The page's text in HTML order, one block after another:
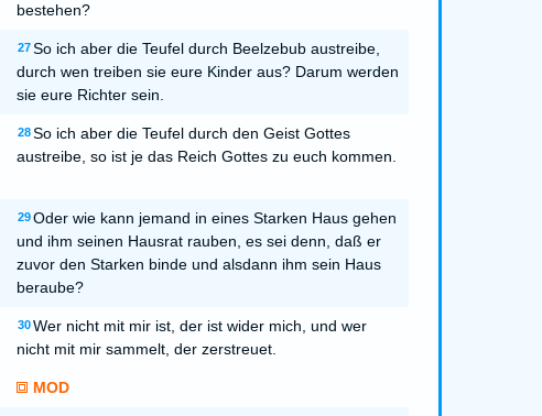
bestehen?
27 So ich aber die Teufel durch Beelzebub austreibe,
durch wen treiben sie eure Kinder aus? Darum werden
sie eure Richter sein.
28 So ich aber die Teufel durch den Geist Gottes
austreibe, so ist je das Reich Gottes zu euch kommen.
29 Oder wie kann jemand in eines Starken Haus gehen
und ihm seinen Hausrat rauben, es sei denn, daß er
zuvor den Starken binde und alsdann ihm sein Haus
beraube?
30 Wer nicht mit mir ist, der ist wider mich, und wer
nicht mit mir sammelt, der zerstreuet.
MOD